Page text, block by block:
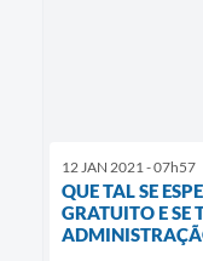
12 JAN 2021 - 07h57
QUE TAL SE
GRATUITO E SE